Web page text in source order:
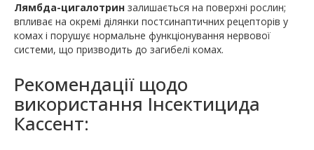
Лямбда-цигалотрин залишається на поверхні рослин;
впливає на окремі ділянки постсинаптичних рецепторів у
комах і порушує нормальне функціонування нервової
системи, що призводить до загибелі комах.
Рекомендації щодо
використання Інсектицида
Кассент: